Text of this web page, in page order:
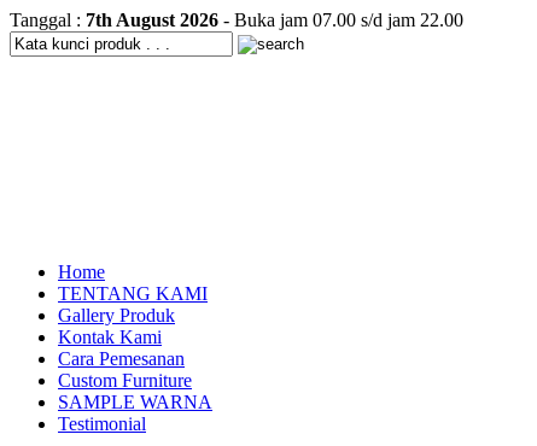
Tanggal : 7th August 2026 - Buka jam 07.00 s/d jam 22.00
Home
TENTANG KAMI
Gallery Produk
Kontak Kami
Cara Pemesanan
Custom Furniture
SAMPLE WARNA
Testimonial